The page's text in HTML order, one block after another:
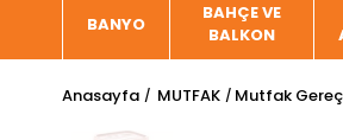
BANYO
BAHÇE VE
BALKON
Anasayfa MUTFAK Mutfak